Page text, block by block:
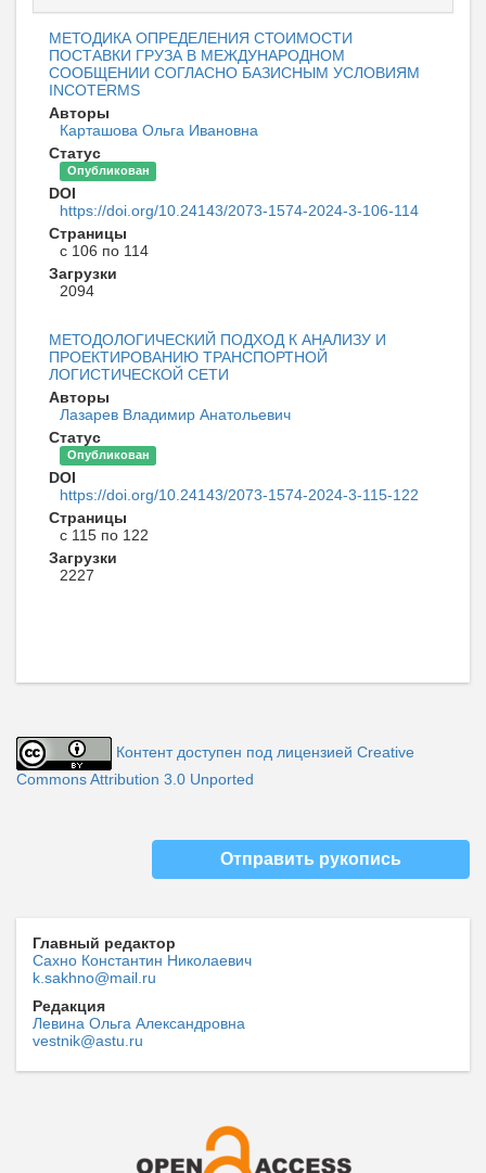
МЕТОДИКА ОПРЕДЕЛЕНИЯ СТОИМОСТИ
ПОСТАВКИ ГРУЗА В МЕЖДУНАРОДНОМ
СООБЩЕНИИ СОГЛАСНО БАЗИСНЫМ УСЛОВИЯМ
INCOTERMS
Авторы
Карташова Ольга Ивановна
Статус
Опубликован
DOI
https://doi.org/10.24143/2073-1574-2024-3-106-114
Страницы
с 106 по 114
Загрузки
2094
МЕТОДОЛОГИЧЕСКИЙ ПОДХОД К АНАЛИЗУ И
ПРОЕКТИРОВАНИЮ ТРАНСПОРТНОЙ
ЛОГИСТИЧЕСКОЙ СЕТИ
Авторы
Лазарев Владимир Анатольевич
Статус
Опубликован
DOI
https://doi.org/10.24143/2073-1574-2024-3-115-122
Страницы
с 115 по 122
Загрузки
2227
Контент доступен под лицензией Creative
Commons Attribution 3.0 Unported
Отправить рукопись
Главный редактор
Сахно Константин Николаевич
k.sakhno@mail.ru
Редакция
Левина Ольга Александровна
vestnik@astu.ru